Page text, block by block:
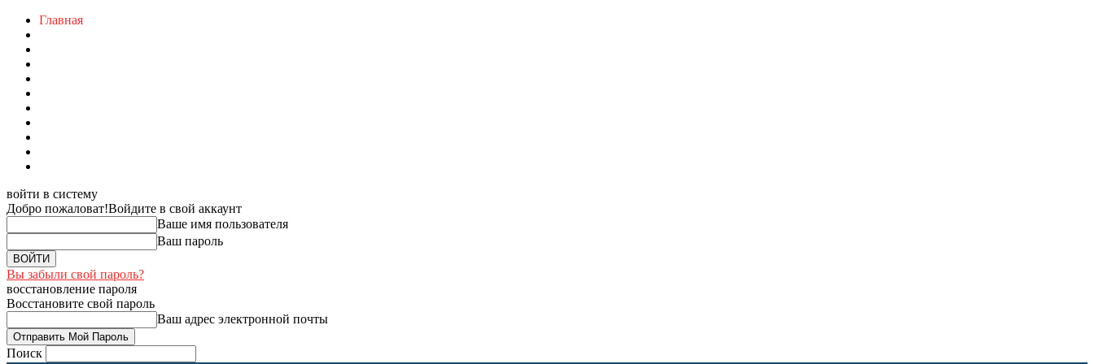
Главная
войти в систему
Добро пожаловат!Войдите в свой аккаунт
Ваше имя пользователя
Ваш пароль
Вы забыли свой пароль?
восстановление пароля
Восстановите свой пароль
Ваш адрес электронной почты
Поиск